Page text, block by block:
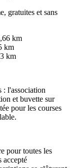
gratuites et sans
km
km
km
: l'association
et buvette sur
pour les courses
pour toutes les
accepté